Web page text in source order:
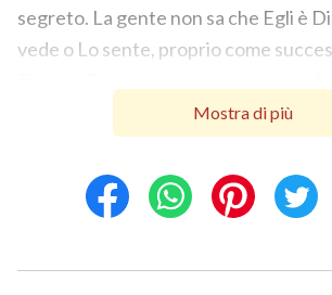
segreto. La gente non sa che Egli è
vede o Lo sente, proprio come
Dall’esterno, il Signore Gesù era solo
Figlio dell’uomo e nessuno sapeva
ecco perché il Signore Gesù usò
un ladro”, in analogia con
non amano la verità,
Mostra di più